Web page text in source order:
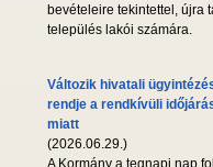
bevételeire tekintettel, újra
település lakói számára.
Változik hivatali
rendje a rendkívüli
miatt
(2026.06.29.)